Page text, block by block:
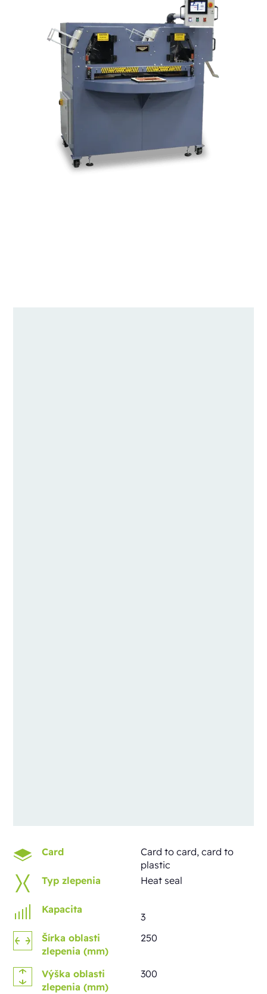
Card
Card to card, card to
plastic
Typ zlepenia
Heat seal
Kapacita
3
Šírka oblasti
zlepenia (mm)
250
Výška oblasti
zlepenia (mm)
300